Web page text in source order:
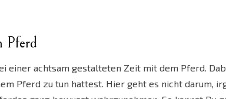
Pferd
einer achtsam gestalteten Zeit mit dem Pferd.
Pferd zu tun hattest. Hier geht es nicht darum,